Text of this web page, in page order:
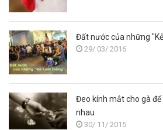
Đất nước của những
29/ 03/ 2016
Đeo kính mắt cho gà
nhau
30/ 11/ 2015